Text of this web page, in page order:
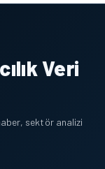
Veri
sektör analizi